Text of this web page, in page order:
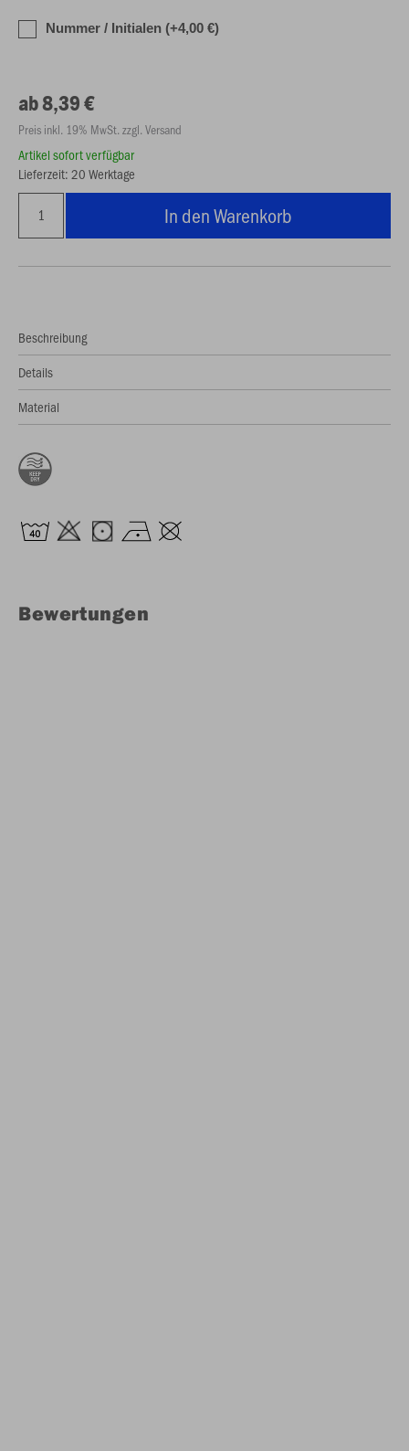
Nummer / Initialen (+4,00 €)
ab 8,39 €
Preis inkl. 19% MwSt. zzgl. Versand
Artikel sofort verfügbar
Lieferzeit: 20 Werktage
In den Warenkorb
Beschreibung
Details
Material
Bewertungen